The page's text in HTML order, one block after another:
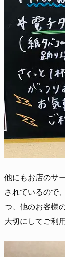
他にもお店のサ
されているので
つ、他のお客様
大切にしてご利